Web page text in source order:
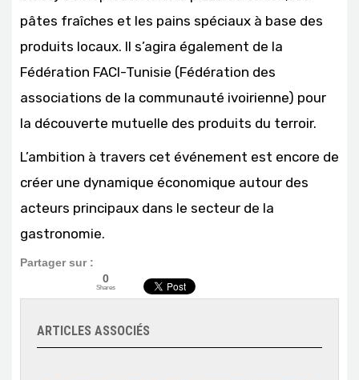
pâtes fraîches et les pains spéciaux à base des
produits locaux. Il s’agira également de la
Fédération FACI-Tunisie (Fédération des
associations de la communauté ivoirienne) pour
la découverte mutuelle des produits du terroir.
L’ambition à travers cet événement est encore de
créer une dynamique économique autour des
acteurs principaux dans le secteur de la
gastronomie.
Partager sur :
0
Shares
ARTICLES ASSOCIÉS